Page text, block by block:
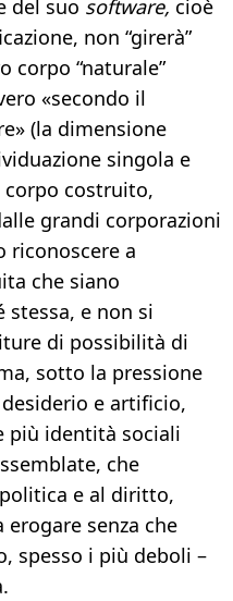
del suo software, cioè
non “girerà”
corpo “naturale”
«secondo il
(la dimensione
singola e
corpo costruito,
grandi corporazioni
a
che siano
stessa, e non si
di possibilità di
sotto la pressione
e artificio,
più identità sociali
che
e al diritto,
senza che
spesso i più deboli –